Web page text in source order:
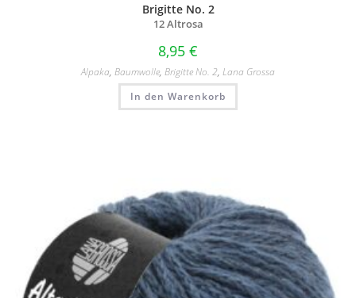
Brigitte No. 2
12 Altrosa
8,95 €
Alpaka, Baumwolle, Brigitte No. 2, Lana Grossa
In den Warenkorb